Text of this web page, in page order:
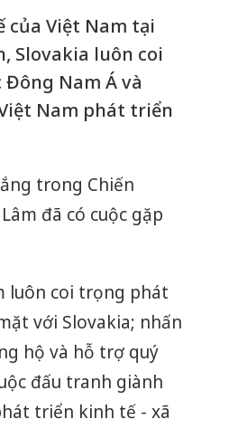
của Việt Nam tại
Slovakia luôn coi
Nam Á và
Nam phát triển
trong Chiến
đã có cuộc gặp
luôn coi trọng phát
với Slovakia; nhấn
hộ và hỗ trợ quý
đấu tranh giành
triển kinh tế - xã